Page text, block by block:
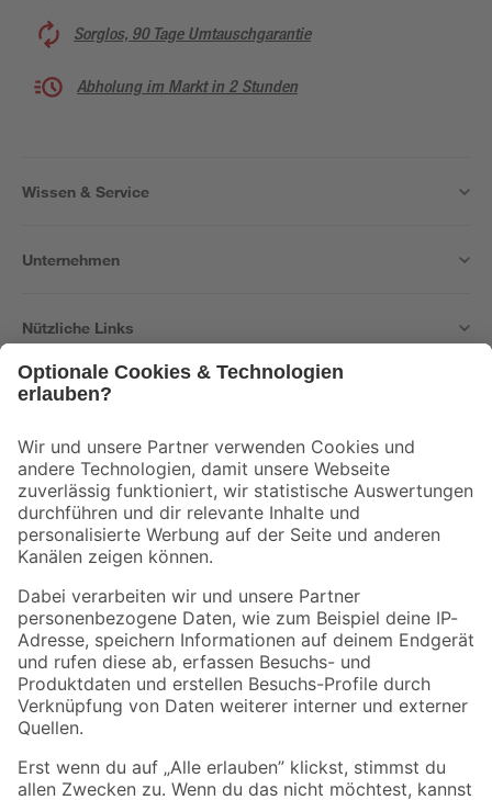
Sorglos, 90 Tage Umtauschgarantie
Abholung im Markt in 2 Stunden
Wissen & Service
Unternehmen
Nützliche Links
Der toom Newsletter: Keine Angebote und Aktionen mehr verpassen!
Zur Newsletter Anmeldung
Folge uns
Zahlungsarten Versandarten
Sicher einkaufen